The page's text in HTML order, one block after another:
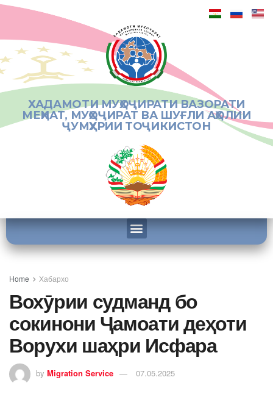
ХАДАМОТИ МУҲОҶИРАТИ ВАЗОРАТИ
МЕҲНАТ, МУҲОҶИРАТ ВА ШУҒЛИ АҲОЛИИ
ҶУМҲУРИИ ТОҶИКИСТОН
Home Хабархо
Вохӯрии судманд бо
сокинони Ҷамоати деҳоти
Ворухи шаҳри Исфара
by Migration Service 07.05.2025